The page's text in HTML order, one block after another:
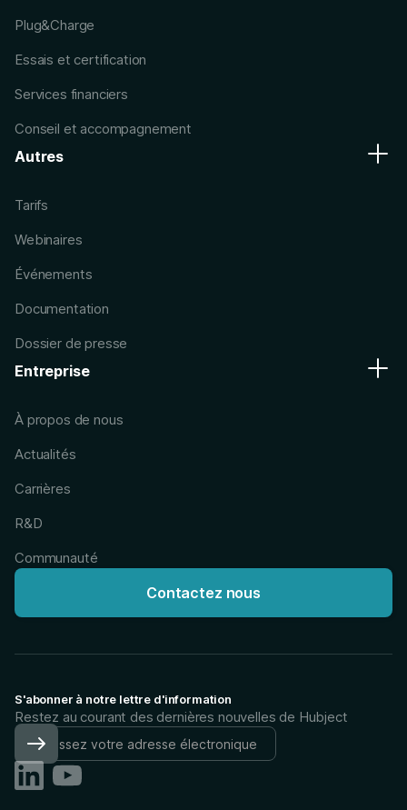
Plug&Charge
Essais et certification
Services financiers
Conseil et accompagnement
Autres
Tarifs
Webinaires
Événements
Documentation
Dossier de presse
Entreprise
À propos de nous
Actualités
Carrières
R&D
Communauté
Contactez nous
S'abonner à notre lettre d'information
Restez au courant des dernières nouvelles de Hubject